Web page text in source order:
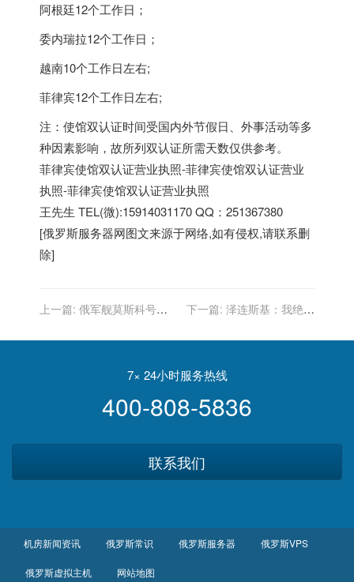
阿根廷12个工作日；
委内瑞拉12个工作日；
越南10个工作日左右;
菲律宾12个工作日左右;
注：使馆双认证时间受国内外节假日、外事活动等多
种因素影响，故所列双认证所需天数仅供参考。
菲律宾使馆双认证营业执照-菲律宾使馆双认证营业
执照-菲律宾使馆双认证营业执照
王先生 TEL(微):15914031170 QQ：251367380
[俄罗斯服务器网图文来源于网络,如有侵权,请联系删
除]
上一篇: 俄军舰莫斯科号疑
络
下一篇: 泽连斯基：我绝不
人
7× 24小时服务热线
400-808-5836
联系我们
机房新闻资讯 俄罗斯常识 俄罗斯服务器 俄罗斯VPS
俄罗斯虚拟主机 网站地图